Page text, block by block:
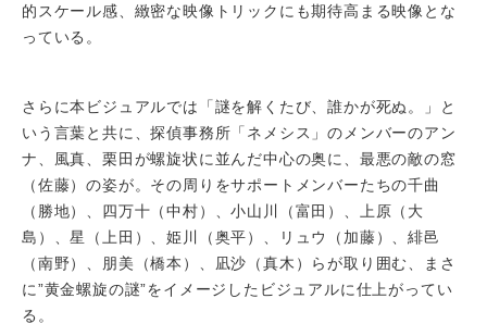
的スケール感、緻密な映像トリックにも期待高まる映像とな
っている。
さらに本ビジュアルでは「謎を解くたび、誰かが死ぬ。」と
いう言葉と共に、探偵事務所「ネメシス」のメンバーのアン
ナ、風真、栗田が螺旋状に並んだ中心の奥に、最悪の敵の窓
（佐藤）の姿が。その周りをサポートメンバーたちの千曲
（勝地）、四万十（中村）、小山川（富田）、上原（大
島）、星（上田）、姫川（奥平）、リュウ（加藤）、緋邑
（南野）、朋美（橋本）、凪沙（真木）らが取り囲む、まさ
に”黄金螺旋の謎”をイメージしたビジュアルに仕上がってい
る。